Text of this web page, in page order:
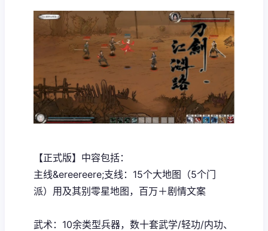
【正式版】中容包括：
主线&ereereere;支线：15个大地图（5个门
派）用及其别零星地图，百万＋剧情文案
武术：10余类型兵器，数十套武学/轻功/内功、